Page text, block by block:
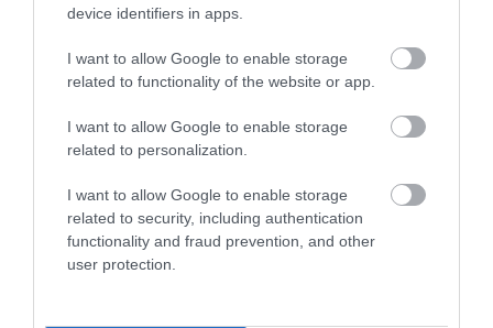
device identifiers in apps.
I want to allow Google to enable storage
related to functionality of the website or app.
I want to allow Google to enable storage
related to personalization.
I want to allow Google to enable storage
related to security, including authentication
functionality and fraud prevention, and other
user protection.
Stop Eating These 3 Foods That Are Known to
Cause Parasites